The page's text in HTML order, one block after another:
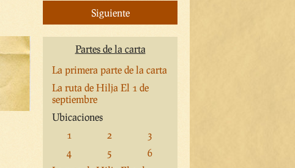
Siguiente
Partes de la carta
La primera parte de la carta
La ruta de Hilja El 1 de
septiembre
Ubicaciones
1
2
3
4
5
6